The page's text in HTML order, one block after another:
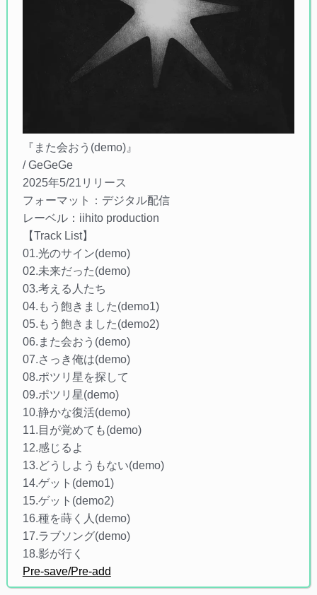
『また会おう(demo)』
/ GeGeGe
2025年5/21リリース
フォーマット：デジタル配信
レーベル：iihito production
【Track List】
01.光のサイン(demo)
02.未来だった(demo)
03.考える人たち
04.もう飽きました(demo1)
05.もう飽きました(demo2)
06.また会おう(demo)
07.さっき俺は(demo)
08.ポツリ星を探して
09.ポツリ星(demo)
10.静かな復活(demo)
11.目が覚めても(demo)
12.感じるよ
13.どうしようもない(demo)
14.ゲット(demo1)
15.ゲット(demo2)
16.種を蒔く人(demo)
17.ラブソング(demo)
18.影が行く
Pre-save/Pre-add